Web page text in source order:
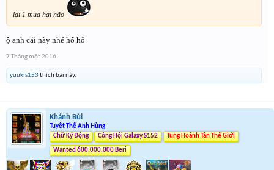
lại 1 mùa hại não
ộ anh cái này nhé hố hố
7 Tháng một 2016
yuukis153 thích bài này.
Khánh Bùi
Tuyệt Thế Anh Hùng
Chữ Ký Động
Công Hội Galaxy.S152 Tung Hoành Tân Thế Giới
Wanted 600.000.000 Beri